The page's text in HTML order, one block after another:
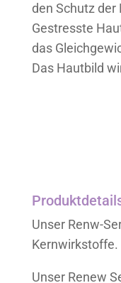
den Schutz der
Gestresste
das
Das Hautbild
Unser Renw-
Kernwirkstoffe.
Unser Renew